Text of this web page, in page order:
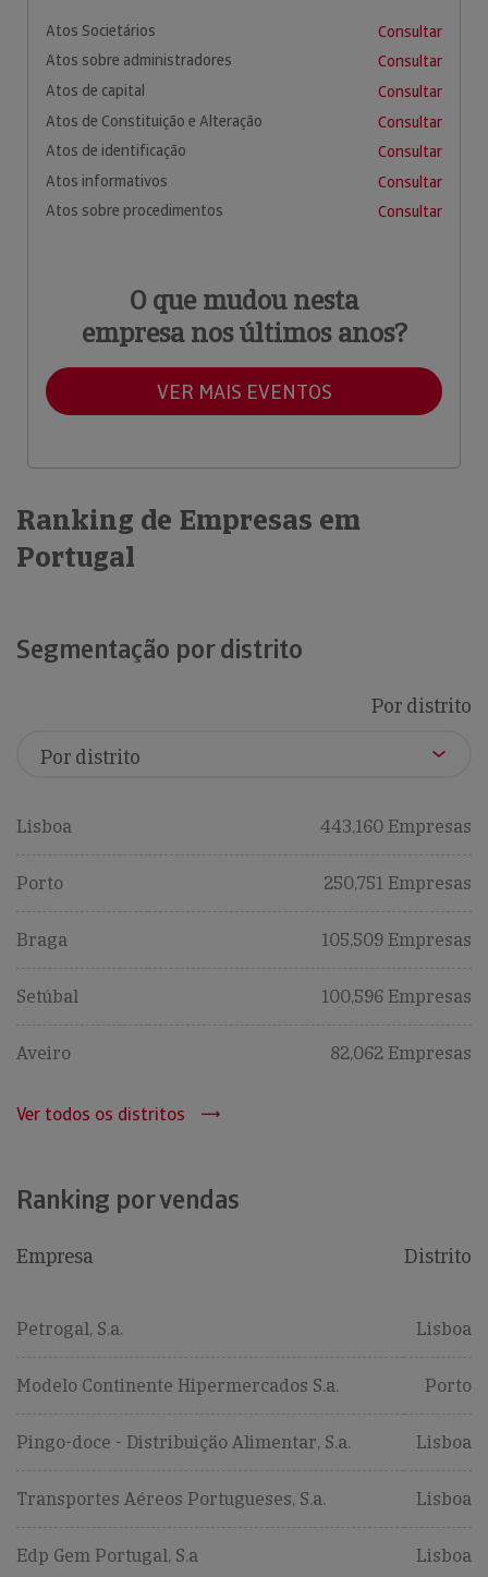
Atos Societários
Consultar
Atos sobre administradores
Consultar
Atos de capital
Consultar
Atos de Constituição e Alteração
Consultar
Atos de identificação
Consultar
Atos informativos
Consultar
Atos sobre procedimentos
Consultar
O que mudou nesta
empresa nos últimos anos?
VER MAIS EVENTOS
Ranking de Empresas em
Portugal
Segmentação por distrito
Por distrito
Lisboa 443,160 Empresas
Porto 250,751 Empresas
Braga 105,509 Empresas
Setúbal 100,596 Empresas
Aveiro 82,062 Empresas
Ver todos os distritos
Ranking por vendas
Empresa Distrito
Petrogal, S.a. Lisboa
Modelo Continente Hipermercados S.a. Porto
Pingo-doce - Distribuição Alimentar, S.a. Lisboa
Transportes Aéreos Portugueses, S.a. Lisboa
Edp Gem Portugal, S.a Lisboa